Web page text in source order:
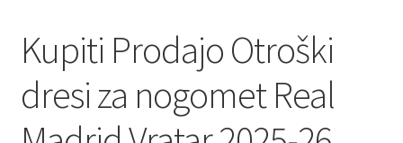
Kupiti Prodajo Otroški
dresi za nogomet Real